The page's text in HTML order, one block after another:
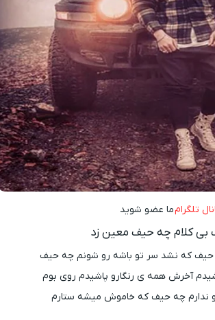
تلگرامما عضو شوید
بی کلام چه حیف معین زد
حیف که نشد سر تو باشه رو شونم چه حیف
آخرش همه ی رنگارو پاشیدم روی بوم
ندارم چه حیف که خاموش میشه ستارم